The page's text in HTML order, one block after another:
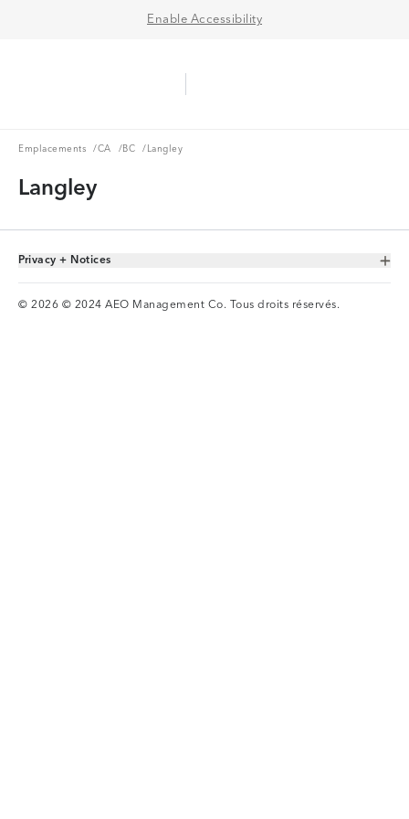
Enable Accessibility
Emplacements
Emplacements /CA
CA /BC
BC / Langley
Langley
Toggle Accordion
Privacy + Notices
© 2026 © 2024 AEO Management Co. Tous droits réservés.